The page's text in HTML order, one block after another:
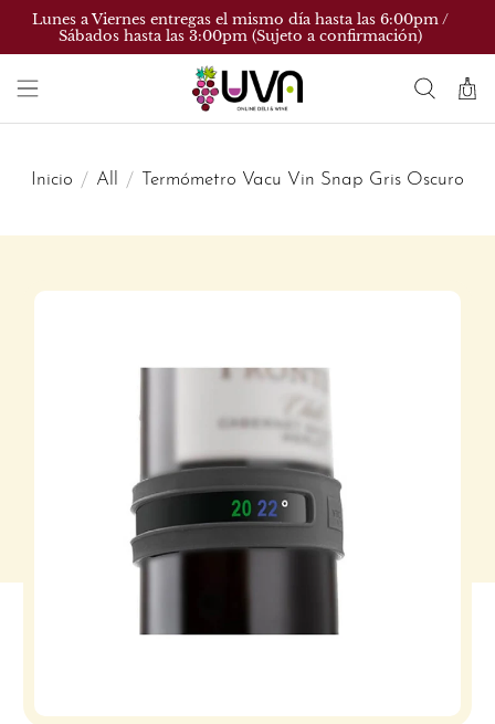
Lunes a Viernes entregas el mismo día hasta las 6:00pm /
Sábados hasta las 3:00pm (Sujeto a confirmación)
Inicio All Termómetro Vacu Vin Snap Gris Oscuro